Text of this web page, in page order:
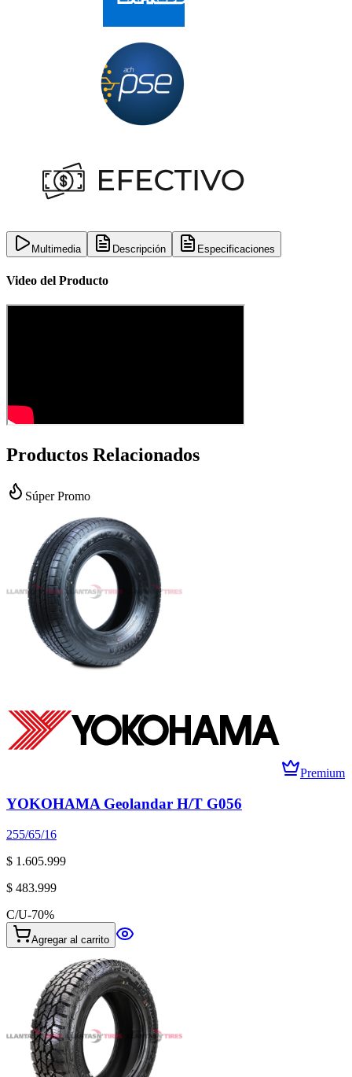
Multimedia Descripción Especificaciones
Video del Producto
Productos Relacionados
Súper Promo
Premium
YOKOHAMA Geolandar H/T G056
255/65/16
$ 1.605.999
$ 483.999
C/U-70%
Agregar al carrito